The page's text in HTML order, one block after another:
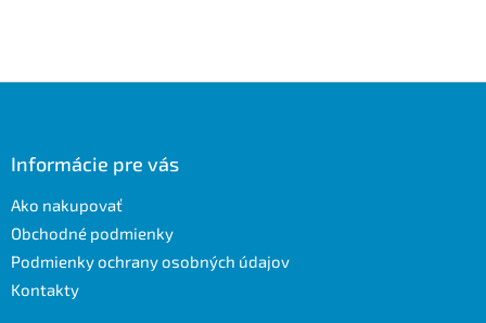
Informácie pre vás
Ako nakupovať
Obchodné podmienky
Podmienky ochrany osobných údajov
Kontakty